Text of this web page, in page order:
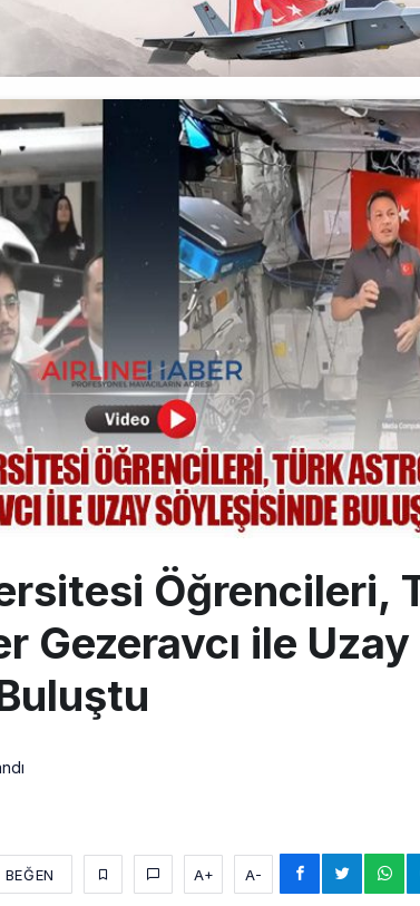
SpaceX Falcon 9’un ikinci kademesi Ay’a çarptı
Üniformasız Disiplin: Kabin Ekipleri Nasıl Yolcu Olur?
ISG’nin terminal memurlarından can kurtaran hamle
AJet’ten Yurt İçi Biletlerde Yüzde 30 İndirim
THY’nin geliri yüzde 20 arttı, net kârı yüzde 71 düştü
Pegasus, sözleşme süreçlerinde Draftwise’ı kullanacak
Öğrencileri,
Gezeravcı ile Uzay
BEĞEN A+ A-